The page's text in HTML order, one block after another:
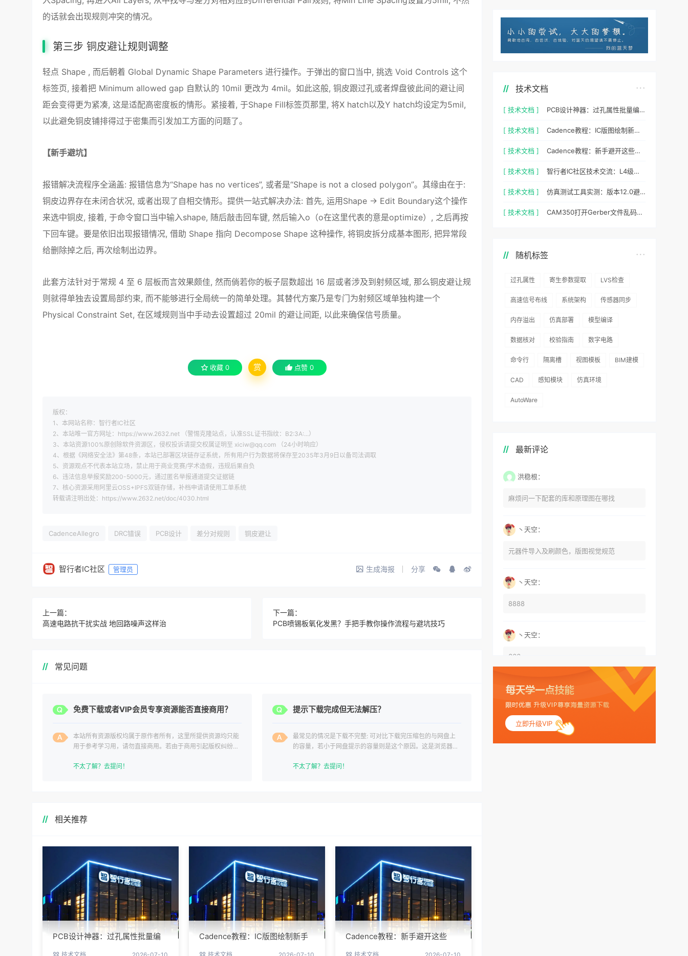
的话就会出现规则冲突的情况。
第三步 铜皮避让规则调整
轻点 Shape , 而后朝着 Global Dynamic Shape Parameters 进行操作。于弹出的窗口当中, 挑选 Void Controls 这个
标签页, 接着把 Minimum allowed gap 自默认的 10mil 更改为 4mil。如此这般, 铜皮跟过孔或者焊盘彼此间的避让间
距会变得更为紧凑, 这是适配高密度板的情形。紧接着, 于Shape Fill标签页那里, 将X hatch以及Y hatch均设定为5mil,
以此避免铜皮铺排得过于密集而引发加工方面的问题了。
【新手避坑】
报错解决流程序全涵盖: 报错信息为“Shape has no vertices”, 或者是“Shape is not a closed polygon”。其缘由在于:
铜皮边界存在未闭合状况, 或者出现了自相交情形。提供一站式解决办法: 首先, 运用Shape → Edit Boundary这个操作
来选中铜皮, 接着, 于命令窗口当中输入shape, 随后敲击回车键, 然后输入o（o在这里代表的意是optimize）, 之后再按
下回车键。要是依旧出现报错情况, 借助 Shape 指向 Decompose Shape 这种操作, 将铜皮拆分成基本图形, 把异常段
给删除掉之后, 再次绘制出边界。
此套方法针对于常规 4 至 6 层板而言效果颇佳, 然而倘若你的板子层数超出 16 层或者涉及到射频区域, 那么铜皮避让规
则就得单独去设置局部约束, 而不能够进行全局统一的简单处理。其替代方案乃是专门为射频区域单独构建一个
Physical Constraint Set, 在区域规则当中手动去设置超过 20mil 的避让间距, 以此来确保信号质量。
收藏 0 赏 点赞 0
版权：
1、本网站名称：智行者IC社区
2、本站唯一官方网址：https://www.2632.net （警惕克隆站点，认准SSL证书指纹：B2:3A:...）
3、本站资源100%原创除软件资源区，侵权投诉请提交权属证明至 xiciw@qq.com （24小时响应）
4、根据《网络安全法》第48条，本站已部署区块链存证系统，所有用户行为数据将保存至2035年3月9日以备司法调取
5、资源观点不代表本站立场，禁止用于商业竞赛/学术造假，违规后果自负
6、违法信息举报奖励200-5000元，通过匿名举报通道提交证据链
7、核心资源采用阿里云OSS+IPFS双链存储，补档申请请使用工单系统
转载请注明出处：https://www.2632.net/doc/4030.html
CadenceAllegro DRC错误 PCB设计 差分对规则 铜皮避让
智行者IC社区 管理员 生成海报 分享
上一篇：
高速电路抗干扰实战 地回路噪声这样治
下一篇：
PCB喷锡板氧化发黑？手把手教你操作流程与避坑技巧
常见问题
免费下载或者VIP会员专享资源能否直接商用？
本站所有资源版权均属于原作者所有，这里所提供资源均只能
用于参考学习用，请勿直接商用。若由于商用引起版权纠纷，
不太了解？去提问！
提示下载完成但无法解压？
最常见的情况是下载不完整: 可对比下载完压缩包的与网盘上
的容量，若小于网盘提示的容量则是这个原因。这是浏览器下
不太了解？去提问！
相关推荐
PCB设计神器：过孔属性批量编
Cadence教程：IC版图绘制新手
Cadence教程：新手避开这些
技术文档
[ 技术文档 ] PCB设计神器：过孔属性批量编辑实战指南
[ 技术文档 ] Cadence教程：IC版图绘制新手避坑指南与实操细节
[ 技术文档 ] Cadence教程：新手避开这些坑，PCB设计一次过
[ 技术文档 ] 智行者IC社区技术交流：L4级自动驾驶仿真部署实操指南
[ 技术文档 ] 仿真测试工具实测：版本12.0避坑指南与参数调优
[ 技术文档 ] CAM350打开Gerber文件乱码怎么办？老工程师实测避坑指南
随机标签
过孔属性 寄生参数提取 LVS检查
高速信号布线 系统架构 传感器同步
内存溢出 仿真部署 模型编译
数据核对 校验指南 数字电路
命令行 隔离槽 视图模板 BIM建模
CAD 感知模块 仿真环境
AutoWare
最新评论
洪稳根：
麻烦问一下配套的库和原理图在哪找
丶天空：
元器件导入及刷颜色，版图视觉规范
丶天空：
8888
丶天空：
666
丶天空：
555
立即升级VIP